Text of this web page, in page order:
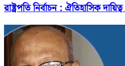
রাষ্ট্রপতি নির্বাচন : ঐতিহাসিক